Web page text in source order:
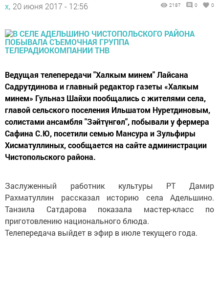
х, 20 июня 2017 - 12:56 2187 0 0
Ведущая телепередачи "Халкым минем" Лайсана
Садрутдинова и главный редактор газеты «Халкым
минем» Гульназ Шайхи пообщались с жителями села,
главой сельского поселения Ильшатом Нуретдиновым,
солистами ансамбля "Зәйтүнгөл", побывали у фермера
Сафина С.Ю, посетили семью Мансура и Зульфиры
Хисматуллиных, сообщается на сайте администрации
Чистопольского района.
Заслуженный работник культуры РТ Дамир
Рахматуллин рассказал историю села Адельшино.
Танзила Сатдарова показала мастер-класс по
приготовлению национального блюда.
Телепередача выйдет в эфир в июле текущего года.